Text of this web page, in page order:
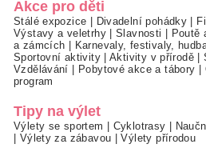
Akce pro děti
Stálé expozice Divadelní pohádky
Výstavy a veletrhy|Slavnosti Poutě
a zámcích
Karnevaly, festivaly,
Sportovní aktivity|Aktivity v přírodě |
Vzdělávání
Pobytové akce a tábory
program
Tipy na výlet
Výlety se sportem Cyklotrasy
Výlety za zábavou |Výlety přírodou